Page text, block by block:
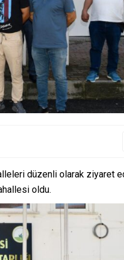
düzenli olarak ziyaret
oldu.